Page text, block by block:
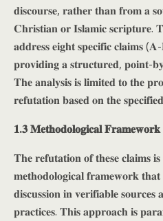
𝐝𝐢𝐬𝐜𝐨𝐮𝐫𝐬𝐞, 𝐫𝐚𝐭𝐡𝐞𝐫 𝐭𝐡𝐚𝐧 𝐟𝐫𝐨𝐦 𝐚
𝐂𝐡𝐫𝐢𝐬𝐭𝐢𝐚𝐧 𝐨𝐫 𝐈𝐬𝐥𝐚𝐦𝐢𝐜 𝐬𝐜𝐫𝐢𝐩𝐭𝐮𝐫𝐞.
𝐚𝐝𝐝𝐫𝐞𝐬𝐬 𝐞𝐢𝐠𝐡𝐭 𝐬𝐩𝐞𝐜𝐢𝐟𝐢𝐜 𝐜𝐥𝐚𝐢𝐦𝐬
𝐩𝐫𝐨𝐯𝐢𝐝𝐢𝐧𝐠 𝐚 𝐬𝐭𝐫𝐮𝐜𝐭𝐮𝐫𝐞𝐝, 𝐩𝐨𝐢𝐧𝐭-
𝐓𝐡𝐞 𝐚𝐧𝐚𝐥𝐲𝐬𝐢𝐬 𝐢𝐬 𝐥𝐢𝐦𝐢𝐭𝐞𝐝 𝐭𝐨 𝐭𝐡𝐞
𝐫𝐞𝐟𝐮𝐭𝐚𝐭𝐢𝐨𝐧 𝐛𝐚𝐬𝐞𝐝 𝐨𝐧 𝐭𝐡𝐞
𝟏.𝟑 𝐌𝐞𝐭𝐡𝐨𝐝𝐨𝐥𝐨𝐠𝐢𝐜𝐚𝐥 𝐅𝐫𝐚𝐦𝐞𝐰𝐨𝐫𝐤
𝐓𝐡𝐞 𝐫𝐞𝐟𝐮𝐭𝐚𝐭𝐢𝐨𝐧 𝐨𝐟 𝐭𝐡𝐞𝐬𝐞 𝐜𝐥𝐚𝐢𝐦𝐬
𝐦𝐞𝐭𝐡𝐨𝐝𝐨𝐥𝐨𝐠𝐢𝐜𝐚𝐥 𝐟𝐫𝐚𝐦𝐞𝐰𝐨𝐫𝐤
𝐝𝐢𝐬𝐜𝐮𝐬𝐬𝐢𝐨𝐧 𝐢𝐧 𝐯𝐞𝐫𝐢𝐟𝐢𝐚𝐛𝐥𝐞
𝐩𝐫𝐚𝐜𝐭𝐢𝐜𝐞𝐬. 𝐓𝐡𝐢𝐬 𝐚𝐩𝐩𝐫𝐨𝐚𝐜𝐡 𝐢𝐬